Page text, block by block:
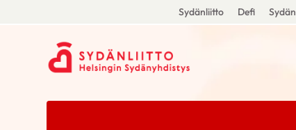
Sydänliitto Defi